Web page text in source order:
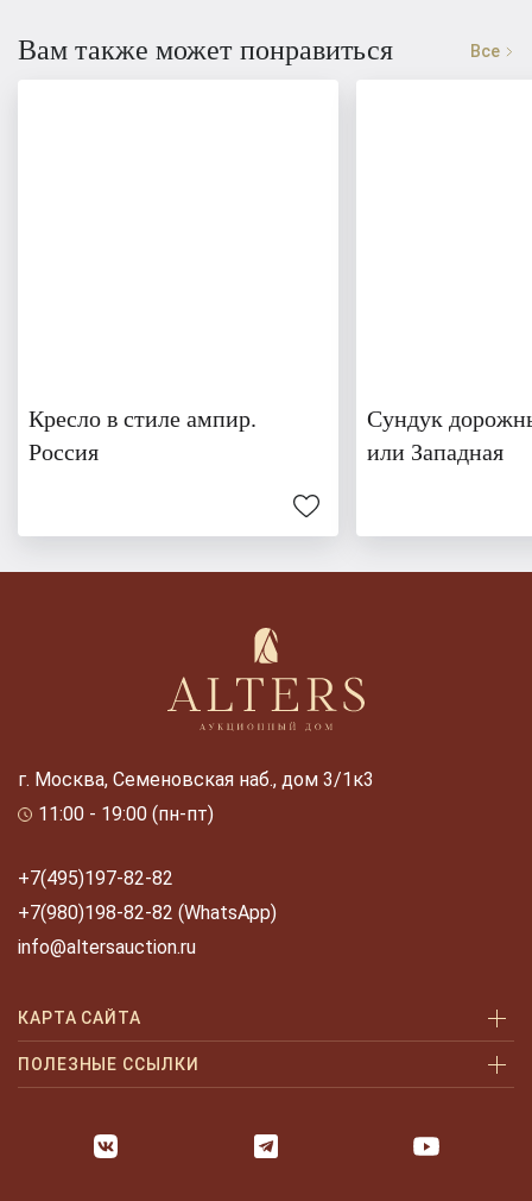
Вам также может понравиться Все
Кресло в стиле ампир.
Россия
Сундук
или Западная
г. Москва, Семеновская наб., дом 3/1к3
11:00 - 19:00 (пн-пт)
+7(495)197-82-82
+7(980)198-82-82 (WhatsApp)
info@altersauction.ru
КАРТА САЙТА
Аукционы
Как продать
ПОЛЕЗНЫЕ ССЫЛКИ
Оплата и доставка